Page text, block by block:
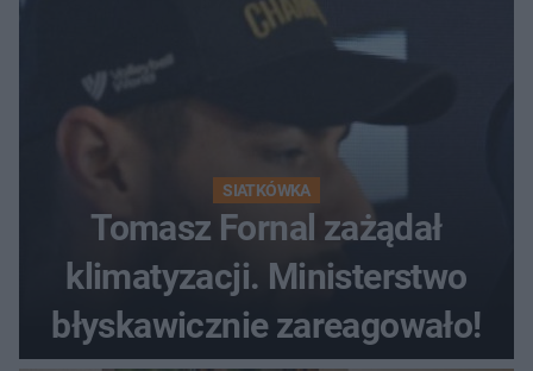
SIATKÓWKA
Tomasz Fornal zażądał
klimatyzacji. Ministerstwo
błyskawicznie zareagowało!